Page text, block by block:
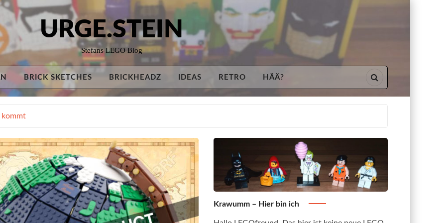
URGE.STEIN
Stefans LEGO Blog
BRICK SKETCHES BRICKHEADZ IDEAS RETRO HÄÄ?
kommt
Krawumm – Hier bin ich